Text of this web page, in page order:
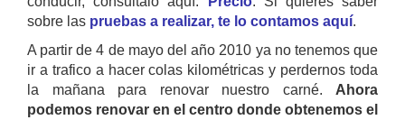
sobre las pruebas a realizar, te lo contamos aquí.
A partir de 4 de mayo del año 2010 ya no tenemos que
ir a trafico a hacer colas kilométricas y perdernos toda
la mañana para renovar nuestro carné. Ahora
podemos renovar en el centro donde obtenemos el